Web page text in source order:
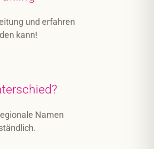
und erfahren
kann!
Namen